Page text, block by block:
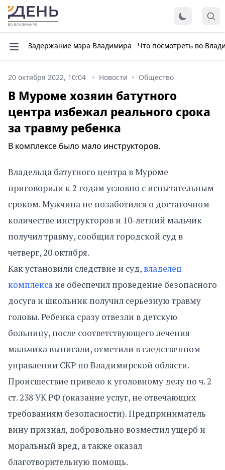
Задержание мэра Владимира Что посмотреть во
20 октября 2022, 10:04 Новости Общество
В Муроме хозяин батутного
центра избежал реального срока
за травму ребенка
В комплексе было мало инструкторов.
Владельца батутного центра в Муроме
приговорили к 2 годам условно с испытательным
сроком. Мужчина не позаботился о достаточном
количестве инструкторов и 10-летний мальчик
получил травму, сообщил городской суд в
четверг, 20 октября.
Как установили следствие и суд, владелец
комплекса не обеспечил проведение безопасного
досуга и школьник получил серьезную травму
головы. Ребенка сразу отвезли в детскую
больницу, после соответствующего лечения
мальчика выписали, отметили в следственном
управлении СКР по Владимирской области.
Происшествие привело к уголовному делу по ч. 2
ст. 238 УК РФ (оказание услуг, не отвечающих
требованиям безопасности). Предприниматель
вину признал, добровольно возместил ущерб и
моральный вред, а также оказал
благотворительную помощь.